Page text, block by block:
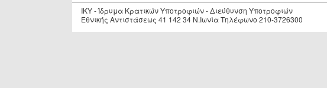
IKY - Ίδρυμα Κρατικών Υποτροφιών - Διεύθυνση Υποτροφιών
Εθνικής Αντιστάσεως 41 142 34 Ν.Ιωνία Τηλέφωνο 210-3726300